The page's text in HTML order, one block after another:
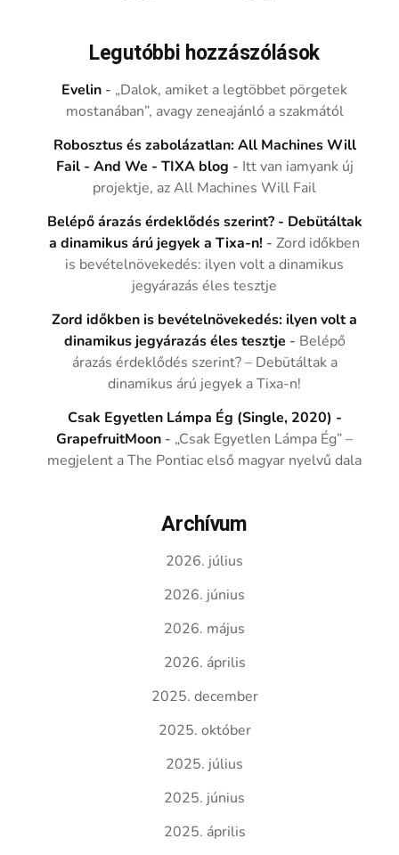
Legutóbbi hozzászólások
Evelin - „Dalok, amiket a legtöbbet pörgetek
mostanában”, avagy zeneajánló a szakmától
Robosztus és zabolázatlan: All Machines Will
Fail - And We - TIXA blog - Itt van iamyank új
projektje, az All Machines Will Fail
Belépő árazás érdeklődés szerint? - Debütáltak
a dinamikus árú jegyek a Tixa-n! -Zord időkben
is bevételnövekedés: ilyen volt a dinamikus
jegyárazás éles tesztje
Zord időkben is bevételnövekedés: ilyen volt a
dinamikus jegyárazás éles tesztje - Belépő
árazás érdeklődés szerint? – Debütáltak a
dinamikus árú jegyek a Tixa-n!
Csak Egyetlen Lámpa Ég (Single, 2020) -
GrapefruitMoon - „Csak Egyetlen Lámpa Ég” –
megjelent a The Pontiac első magyar nyelvű dala
Archívum
2026. július
2026. június
2026. május
2026. április
2025. december
2025. október
2025. július
2025. június
2025. április